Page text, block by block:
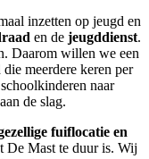
inzetten op jeugd en
en de jeugddienst.
Daarom willen we een
meerdere keren per
naar
de slag.
fuiflocatie en
De Mast te duur is. Wij